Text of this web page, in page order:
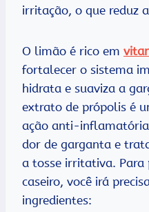
irritação, o que reduz
O limão é rico em
fortalecer o sistema
hidrata e suaviza a
extrato de própolis é
ação anti-
dor de garganta e
a tosse irritativa. Para
caseiro, você irá
ingredientes: